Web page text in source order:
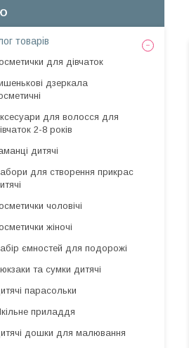
товарів
для дівчаток
дзеркала
для волосся для
2-8 років
дитячі
для створення прикрас
чоловічі
жіночі
ємностей для подорожі
та сумки дитячі
парасольки
приладдя
дошки для малювання